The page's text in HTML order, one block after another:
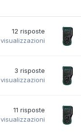
12 risposte
visualizzazioni
3 risposte
visualizzazioni
11 risposte
visualizzazioni